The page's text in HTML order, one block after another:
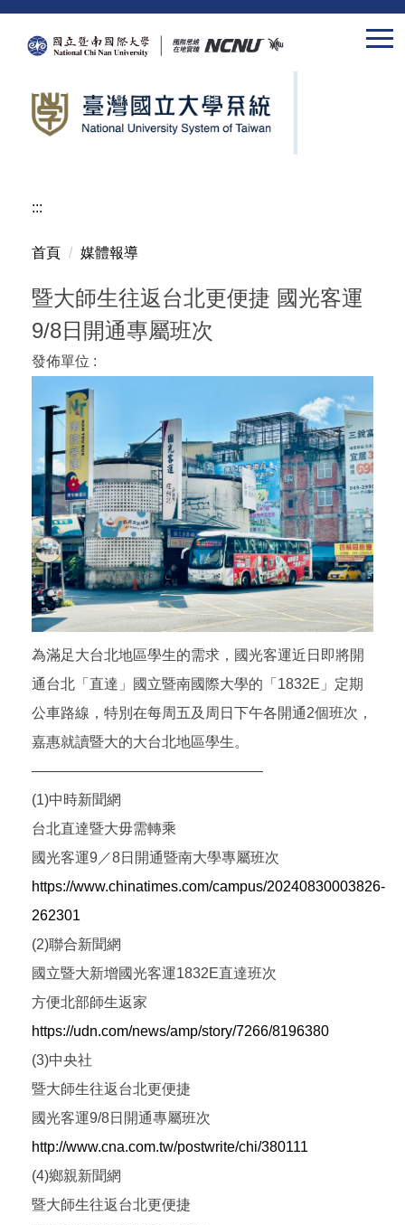
跳
:::
首頁 媒體報導
暨大師生往返台北更便捷 國光客運
9/8日開通專屬班次
發佈單位 :
為滿足大台北地區學生的需求，國光客運近日即將開
通台北「直達」國立暨南國際大學的「1832E」定期
公車路線，特別在每周五及周日下午各開通2個班次，
嘉惠就讀暨大的大台北地區學生。
————————————————
(1)中時新聞網
台北直達暨大毋需轉乘
國光客運9／8日開通暨南大學專屬班次
https://www.chinatimes.com/campus/20240830003826-
262301
(2)聯合新聞網
國立暨大新增國光客運1832E直達班次
方便北部師生返家
https://udn.com/news/amp/story/7266/8196380
(3)中央社
暨大師生往返台北更便捷
國光客運9/8日開通專屬班次
http://www.cna.com.tw/postwrite/chi/380111
(4)鄉親新聞網
暨大師生往返台北更便捷